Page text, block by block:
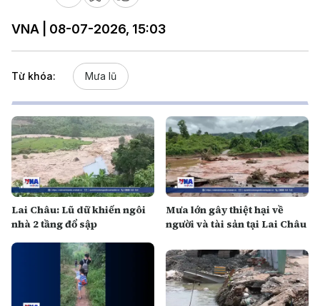
VNA | 08-07-2026, 15:03
Từ khóa: Mưa lũ
Lai Châu: Lũ dữ khiến ngôi
nhà 2 tầng đổ sập
Mưa lớn gây thiệt hại về
người và tài sản tại Lai Châu